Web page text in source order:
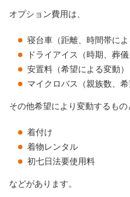
オプション費用は、
寝台車（距離、時間帯によ
ドライアイス（時期、葬
安置料（希望による変動）
マイクロバス（親族数、希
その他希望により変動するもの
着付け
着物レンタル
初七日法要使用料
などがあります。